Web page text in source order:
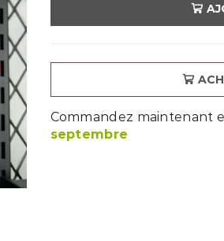
Commandez maintenant
septembre